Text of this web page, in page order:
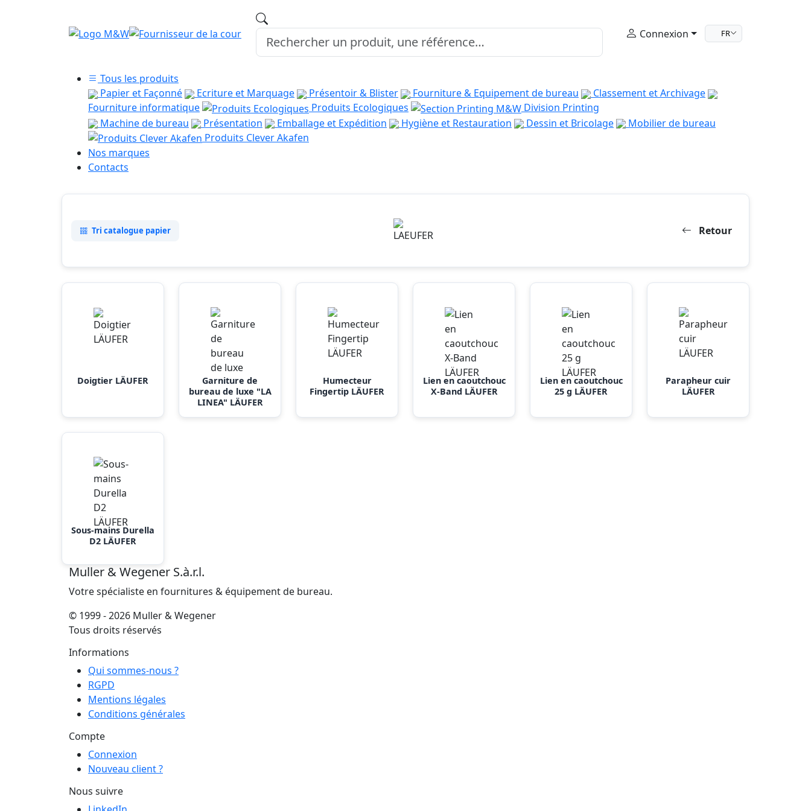
Connexion FR
Tous les produits
Papier et Façonné
Ecriture et Marquage Présentoir & Blister Fourniture & Equipement de bureau
Classement et Archivage
Fourniture informatique
Produits Ecologiques
Division Printing
Machine de bureau
Présentation Emballage et Expédition Hygiène et Restauration Dessin et Bricolage
Mobilier de bureau
Produits Clever Akafen
Nos marques
Contacts
Tri catalogue papier Retour
Doigtier LÄUFER
Garniture de
bureau de luxe "LA
LINEA" LÄUFER
Humecteur
Fingertip LÄUFER
Lien en caoutchouc
X-Band LÄUFER
Lien en caoutchouc
25 g LÄUFER
Parapheur cuir
LÄUFER
Sous-mains Durella
D2 LÄUFER
Muller & Wegener S.à.r.l.
Votre spécialiste en fournitures & équipement de bureau.
© 1999 - 2026 Muller & Wegener
Tous droits réservés
Informations
Qui sommes-nous ?
RGPD
Mentions légales
Conditions générales
Compte
Connexion
Nouveau client ?
Nous suivre